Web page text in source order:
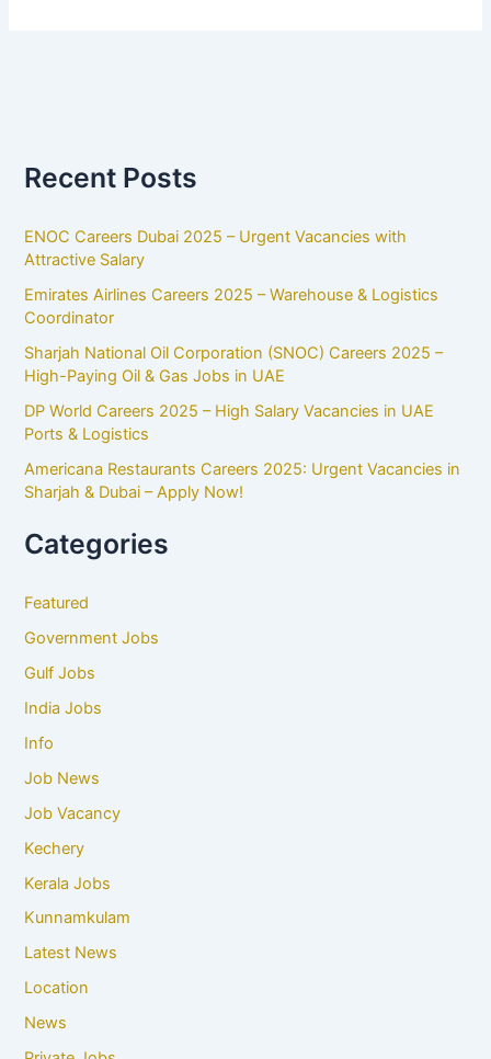
Recent Posts
ENOC Careers Dubai 2025 – Urgent Vacancies with
Attractive Salary
Emirates Airlines Careers 2025 – Warehouse & Logistics
Coordinator
Sharjah National Oil Corporation (SNOC) Careers 2025 –
High-Paying Oil & Gas Jobs in UAE
DP World Careers 2025 – High Salary Vacancies in UAE
Ports & Logistics
Americana Restaurants Careers 2025: Urgent Vacancies in
Sharjah & Dubai – Apply Now!
Categories
Featured
Government Jobs
Gulf Jobs
India Jobs
Info
Job News
Job Vacancy
Kechery
Kerala Jobs
Kunnamkulam
Latest News
Location
News